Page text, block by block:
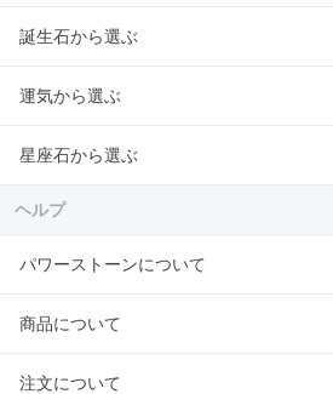
誕生石から選ぶ
運気から選ぶ
星座石から選ぶ
ヘルプ
パワーストーンについて
商品について
注文について